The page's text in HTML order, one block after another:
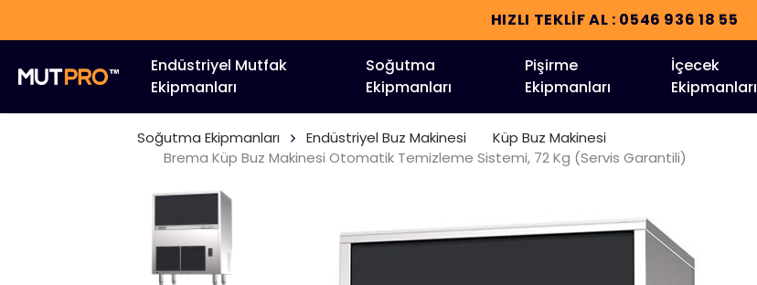
HIZLI TEKLİF AL : 0546 936 18 55
Endüstriyel Mutfak
Ekipmanları
Soğutma
Ekipmanları
Pişirme
Ekipmanları
İçecek
Ekipmanları
Soğutma Ekipmanları Endüstriyel Buz Makinesi
Küp Buz Makinesi
Brema Küp Buz Makinesi Otomatik Temizleme Sistemi, 72 Kg (Servis Garantili)